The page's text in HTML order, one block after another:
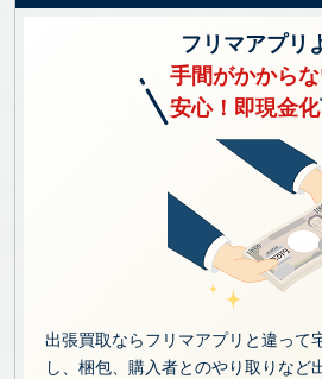
フリマアプリ
手間がかからな
安心！即現金化
出張買取ならフリマアプリと違って
し、梱包、購入者とのやり取りなど